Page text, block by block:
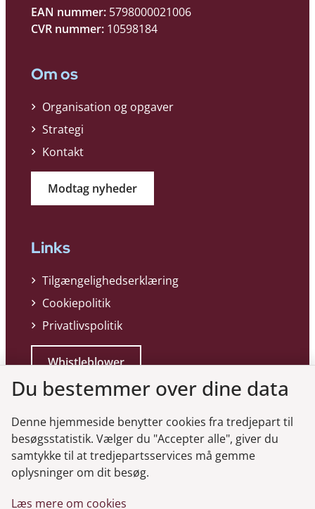
EAN nummer: 5798000021006
CVR nummer: 10598184
Om os
Organisation og opgaver
Strategi
Kontakt
Modtag nyheder
Links
Tilgængelighedserklæring
Cookiepolitik
Privatlivspolitik
Whistleblower
Genveje
Gå til virksomhedsregisteret
Du bestemmer over dine data
Denne hjemmeside benytter cookies fra tredjepart til
besøgsstatistik. Vælger du "Accepter alle", giver du
samtykke til at tredjepartsservices må gemme
oplysninger om dit besøg.
Læs mere om cookies